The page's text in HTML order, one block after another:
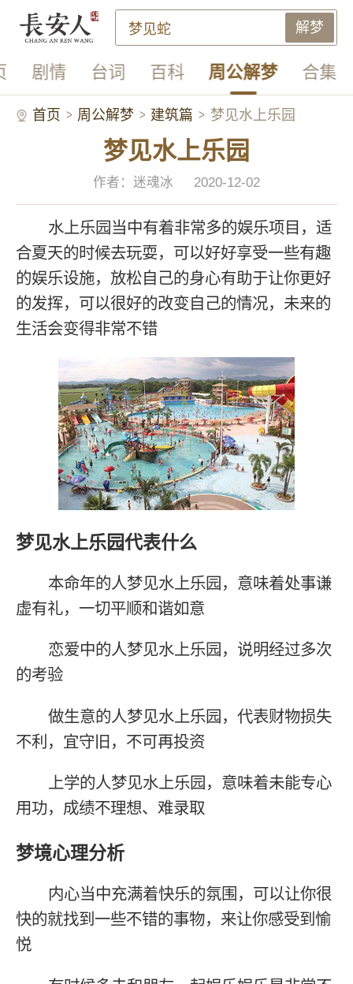
解梦
剧情 台词 百科 周公解梦 合集
首页 周公解梦 建筑篇 梦见水上乐园
梦见水上乐园
作者：迷魂冰 2020-12-02
水上乐园当中有着非常多的娱乐项目，适
合夏天的时候去玩耍，可以好好享受一些有趣
的娱乐设施，放松自己的身心有助于让你更好
的发挥，可以很好的改变自己的情况，未来的
生活会变得非常不错
梦见水上乐园代表什么
本命年的人梦见水上乐园，意味着处事谦
虚有礼，一切平顺和谐如意
恋爱中的人梦见水上乐园，说明经过多次
的考验
做生意的人梦见水上乐园，代表财物损失
不利，宜守旧，不可再投资
上学的人梦见水上乐园，意味着未能专心
用功，成绩不理想、难录取
梦境心理分析
内心当中充满着快乐的氛围，可以让你很
快的就找到一些不错的事物，来让你感受到愉
悦